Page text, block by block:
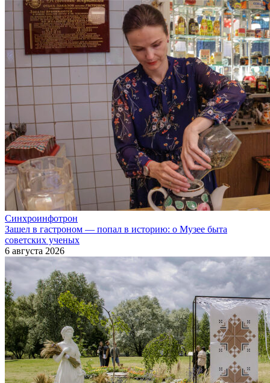
Синхроинфотрон
Зашел в гастроном — попал в историю: о Музее быта
советских ученых
6 августа 2026